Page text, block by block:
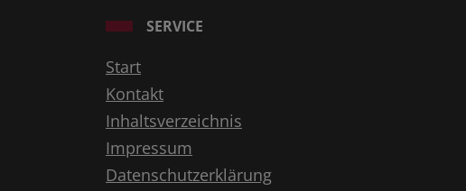
SERVICE
Start
Kontakt
Inhaltsverzeichnis
Impressum
Datenschutzerklärung